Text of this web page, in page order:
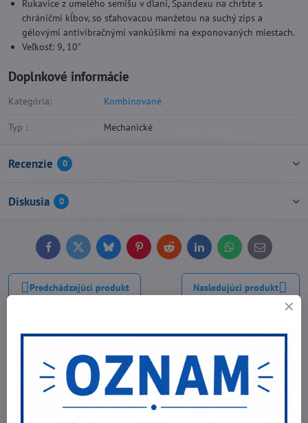
Rukavice z umelého semišu v dlani, Spandexu na chrbte s
chráničmi kĺbov, so sťahovacou manžetou na suchý zips a
gélovými antivibračnými vankúšikmi na exponovaných miestach.
Veľkosť: 9, 10"
Doplnkové informácie
Kategória: Kombinované
Typ : Mechanické
Recenzie 0
Diskusia 0
FacebookTwitterBlueskyPinterestReddit LinkedInWhatsApp
E-
mail
Predchádzajúci produkt Nasledujúci produkt
Rukavice CXS TECHNIK PLUS
ODPORÚČAME